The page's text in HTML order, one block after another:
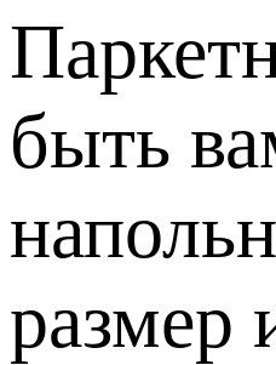
быть
размер